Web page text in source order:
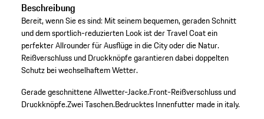
Beschreibung
Bereit, wenn Sie es sind: Mit seinem bequemen, geraden Schnitt
und dem sportlich-reduzierten Look ist der Travel Coat ein
perfekter Allrounder für Ausflüge in die City oder die Natur.
Reißverschluss und Druckknöpfe garantieren dabei doppelten
Schutz bei wechselhaftem Wetter.
Gerade geschnittene Allwetter-Jacke.Front-Reißverschluss und
Druckknöpfe.Zwei Taschen.Bedrucktes Innenfutter made in italy.